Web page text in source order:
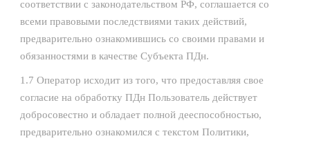
соответствии с законодательством РФ, соглашается со
всеми правовыми последствиями таких действий,
предварительно ознакомившись со своими правами и
обязанностями в качестве Субъекта ПДн.
1.7 Оператор исходит из того, что предоставляя свое
согласие на обработку ПДн Пользователь действует
добросовестно и обладает полной дееспособностью,
предварительно ознакомился с текстом Политики,